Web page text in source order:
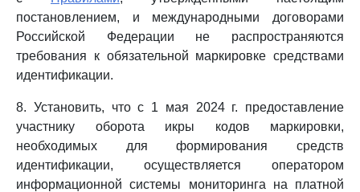
постановлением, и международными договорами
Российской Федерации не распространяются
требования к обязательной маркировке средствами
идентификации.
8. Установить, что с 1 мая 2024 г. предоставление
участнику оборота икры кодов маркировки,
необходимых для формирования средств
идентификации, осуществляется оператором
информационной системы мониторинга на платной